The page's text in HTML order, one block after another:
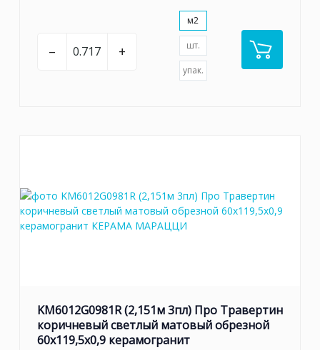
– +
м2
шт.
упак.
KM6012G0981R (2,151м 3пл) Про Травертин
коричневый светлый матовый обрезной
60x119,5x0,9 керамогранит